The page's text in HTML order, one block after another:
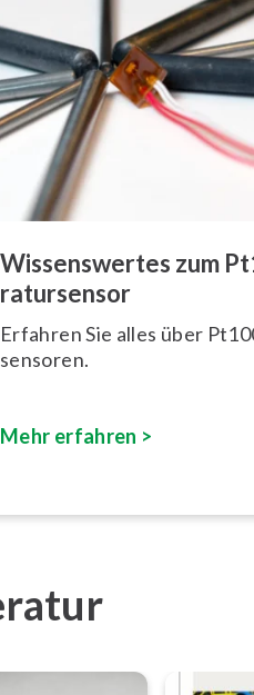
Wis­sens­wer­tes zum
ra­tur­sen­sor
Erfahren Sie alles über
sen­so­ren.
Mehr erfahren >